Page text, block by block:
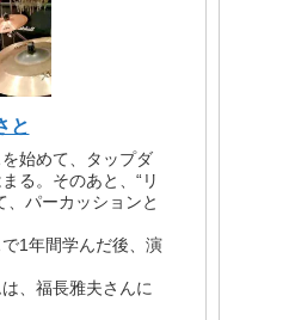
と
始めて、タップダ
る。そのあと、“リ
、パーカッションと
1年間学んだ後、演
、福長雅夫さんに